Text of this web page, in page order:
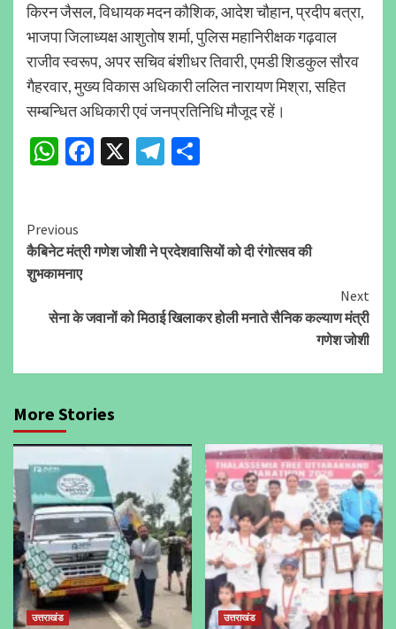
किरन जैसल, विधायक मदन कौशिक, आदेश चौहान, प्रदीप बत्रा,
भाजपा जिलाध्यक्ष आशुतोष शर्मा, पुलिस महानिरीक्षक गढ़वाल
राजीव स्वरूप, अपर सचिव बंशीधर तिवारी, एमडी शिडकुल सौरव
गैहरवार, मुख्य विकास अधिकारी ललित नारायण मिश्रा, सहित
सम्बन्धित अधिकारी एवं जनप्रतिनिधि मौजूद रहें।
WhatsApp
Facebook
X Telegram
Continue
Reading
Previous
कैबिनेट मंत्री गणेश जोशी ने प्रदेशवासियों को दी रंगोत्सव की
शुभकामनाए
Next
सेना के जवानों को मिठाई खिलाकर होली मनाते सैनिक कल्याण मंत्री
गणेश जोशी
More Stories
उत्तराखंड उत्तराखंड